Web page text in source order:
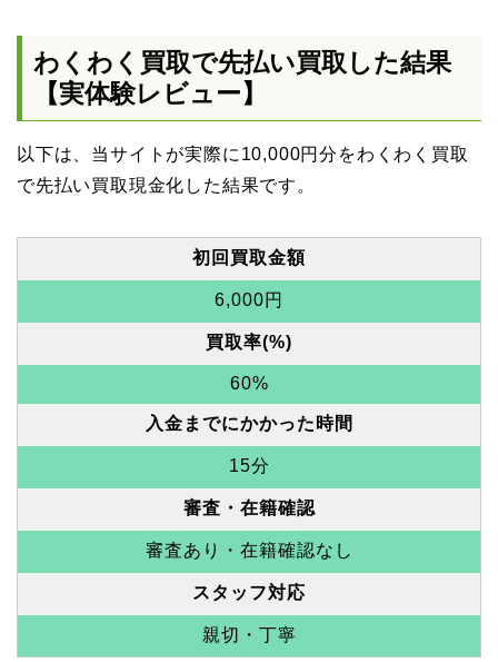
わくわく買取で先払い買取した結果
【実体験レビュー】
以下は、当サイトが実際に10,000円分をわくわく買取
で先払い買取現金化した結果です。
初回買取金額
6,000円
買取率(%)
60%
入金までにかかった時間
15分
審査・在籍確認
審査あり・在籍確認なし
スタッフ対応
親切・丁寧